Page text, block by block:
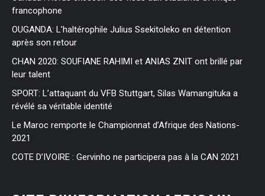
francophone
OUGANDA: L’haltérophile Julius Ssekitoleko en détention
après son retour
CHAN 2020: SOUFIANE RAHIMI et ANIAS ZNIT ont brillé par
leur talent
SPORT: L’attaquant du VFB Stuttgart, Silas Wamangituka a
révélé sa véritable identité
Le Maroc remporte le Championnat d’Afrique des Nations-
2021
COTE D’IVOIRE : Gervinho ne participera pas à la CAN 2021